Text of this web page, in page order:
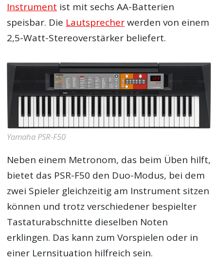
Instrument ist mit sechs AA-Batterien
speisbar. Die Lautsprecherwerden von einem
2,5-Watt-Stereoverstärker beliefert.
Yamaha PSR-F50
Neben einem Metronom, das beim Üben hilft,
bietet das PSR-F50 den Duo-Modus, bei dem
zwei Spieler gleichzeitig am Instrument sitzen
können und trotz verschiedener bespielter
Tastaturabschnitte dieselben Noten
erklingen. Das kann zum Vorspielen oder in
einer Lernsituation hilfreich sein.